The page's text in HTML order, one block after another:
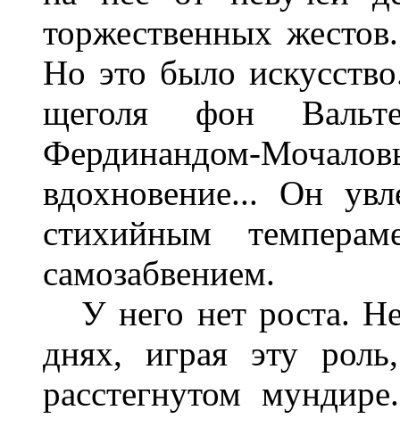
торжественных
Но это было
щеголя фон
Фердинандом-
вдохновение... Он
стихийным
самозабвением.
У него нет роста.
днях, играя эту
расстегнутом